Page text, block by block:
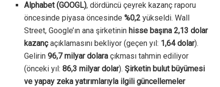
Alphabet (GOOGL), dördüncü çeyrek kazanç raporu
öncesinde piyasa öncesinde%0,2 yükseldi. Wall
Street, Google’ın ana şirketinin hisse başına 2,13 dolar
kazançaçıklamasını bekliyor (geçen yıl: 1,64 dolar).
Gelirin96,7 milyar dolara çıkması tahmin ediliyor
(önceki yıl:86,3 milyar dolar).Şirketin bulut büyümesi
ve yapay zeka yatırımlarıyla ilgili güncellemeler